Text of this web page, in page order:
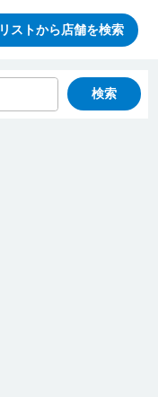
リストから店舗を検索
検索